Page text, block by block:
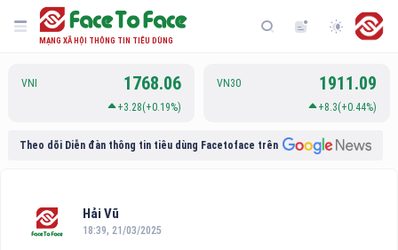
MẠNG XÃ HỘI THÔNG TIN TIÊU DÙNG
VNI 1768.06
+3.28(+0.19%)
VN30 1911.09
+8.3(+0.44%)
Theo dõi Diễn đàn thông tin tiêu dùng Facetoface trên
Hải Vũ
18:39, 21/03/2025